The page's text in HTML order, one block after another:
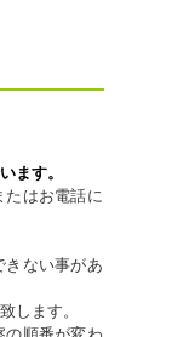
ます。
たはお電話に
きない事があ
します。